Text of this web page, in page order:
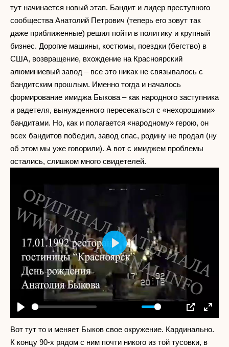
тут начинается новый этап. Бандит и лидер преступного
сообщества Анатолий Петрович (теперь его зовут так
даже приближенные) решил пойти в политику и крупный
бизнес. Дорогие машины, костюмы, поездки (бегство) в
США, возвращение, вхождение на Красноярский
алюминиевый завод – все это никак не связывалось с
бандитским прошлым. Именно тогда и началось
формирование имиджа Быкова – как народного заступника
и радетеля, вынужденного пересекаться с «нехорошими»
бандитами. Но, как и полагается «народному» герою, он
всех бандитов победил, завод спас, родину не продал (ну
об этом мы уже говорили). А вот с имиджем проблемы
остались, слишком много свидетелей.
Play Mute SettingsPIP
Enter
Play
Вот тут то и меняет Быков свое окружение. Кардинально.
К концу 90-х рядом с ним почти никого из той тусовки, в